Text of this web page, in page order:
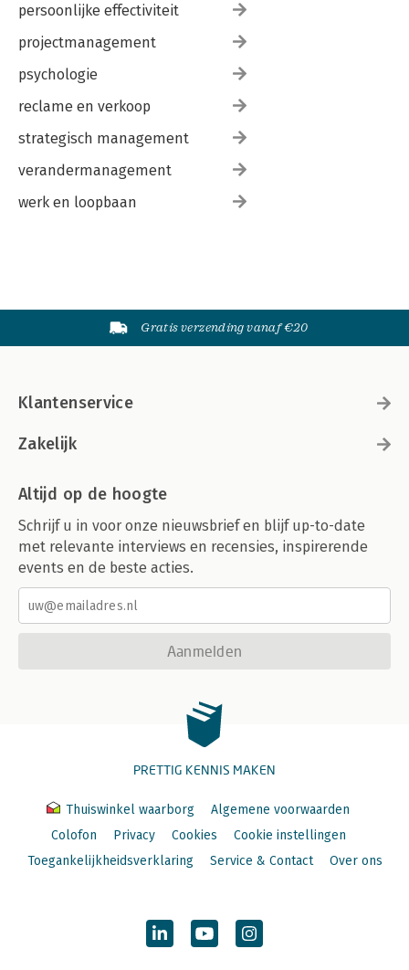
persoonlijke effectiviteit
projectmanagement
psychologie
reclame en verkoop
strategisch management
verandermanagement
werk en loopbaan
Gratis verzending vanaf €20
Klantenservice
Zakelijk
Altijd op de hoogte
Schrijf u in voor onze nieuwsbrief en blijf up-to-date
met relevante interviews en recensies, inspirerende
events en de beste acties.
Aanmelden
PRETTIG KENNIS MAKEN
Thuiswinkel waarborg
Algemene voorwaarden
Colofon
Privacy Cookies
Cookie instellingen
Toegankelijkheidsverklaring
Service & Contact Over ons